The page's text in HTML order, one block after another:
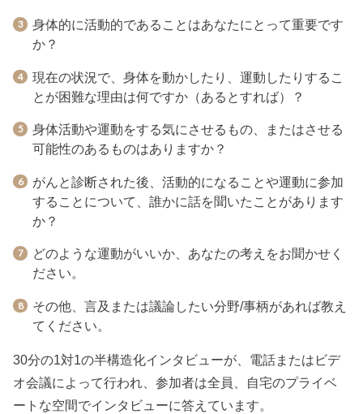
身体的に活動的であることはあなたにとって重要です
か？
現在の状況で、身体を動かしたり、運動したりするこ
とが困難な理由は何ですか（あるとすれば）？
身体活動や運動をする気にさせるもの、またはさせる
可能性のあるものはありますか？
がんと診断された後、活動的になることや運動に参加
することについて、誰かに話を聞いたことがあります
か？
どのような運動がいいか、あなたの考えをお聞かせく
ださい。
その他、言及または議論したい分野/事柄があれば教え
てください。
30分の1対1の半構造化インタビューが、電話またはビデ
オ会議によって行われ、参加者は全員、自宅のプライベ
ートな空間でインタビューに答えています。